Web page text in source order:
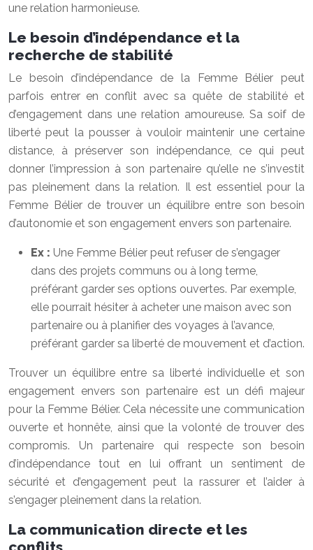
une relation harmonieuse.
Le besoin d’indépendance et la
recherche de stabilité
Le besoin d’indépendance de la Femme Bélier peut
parfois entrer en conflit avec sa quête de stabilité et
d’engagement dans une relation amoureuse. Sa soif de
liberté peut la pousser à vouloir maintenir une certaine
distance, à préserver son indépendance, ce qui peut
donner l’impression à son partenaire qu’elle ne s’investit
pas pleinement dans la relation. Il est essentiel pour la
Femme Bélier de trouver un équilibre entre son besoin
d’autonomie et son engagement envers son partenaire.
Ex : Une Femme Bélier peut refuser de s’engager
dans des projets communs ou à long terme,
préférant garder ses options ouvertes. Par exemple,
elle pourrait hésiter à acheter une maison avec son
partenaire ou à planifier des voyages à l’avance,
préférant garder sa liberté de mouvement et d’action.
Trouver un équilibre entre sa liberté individuelle et son
engagement envers son partenaire est un défi majeur
pour la Femme Bélier. Cela nécessite une communication
ouverte et honnête, ainsi que la volonté de trouver des
compromis. Un partenaire qui respecte son besoin
d’indépendance tout en lui offrant un sentiment de
sécurité et d’engagement peut la rassurer et l’aider à
s’engager pleinement dans la relation.
La communication directe et les